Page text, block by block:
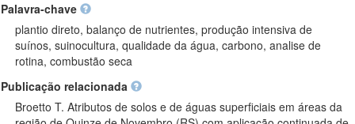
Palavra-chave
plantio direto, balanço de nutrientes, produção intensiva de
suínos, suinocultura, qualidade da água, carbono, analise de
rotina, combustão seca
Publicação relacionada
Broetto T. Atributos de solos e de águas superficiais em áreas da